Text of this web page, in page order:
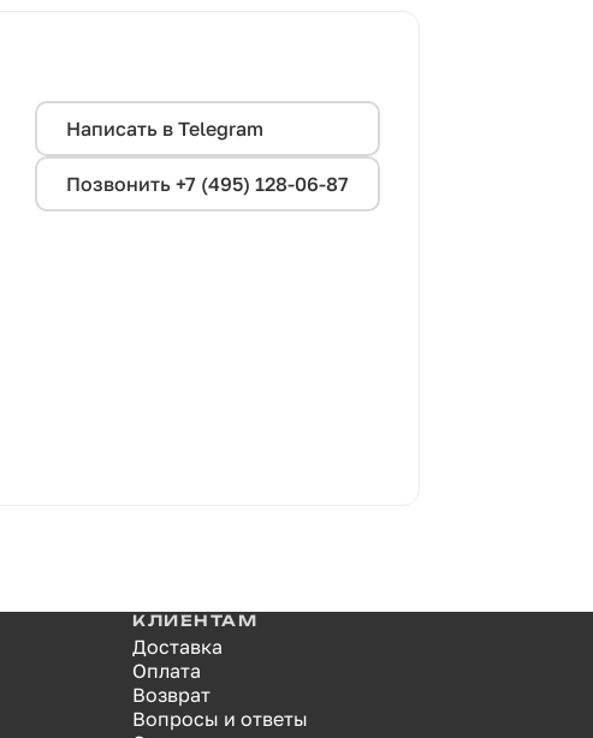
Написать в Telegram
Позвонить +7 (495) 128-06-87
КЛИЕНТАМ
Доставка
Оплата
Возврат
Вопросы и ответы